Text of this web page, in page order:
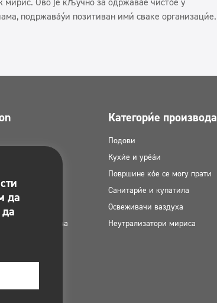
подржавајући позитиван имиџ сваке организације.
(ЕУ)
фондова
-
Категорије производа
Подови
Кухиње и уређаји
Површине које се могу прати
Санитарије и купатила
Освеживачи ваздуха
Неутрализатори мириса
да
да